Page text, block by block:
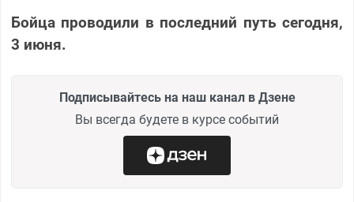
Бойца проводили в последний путь сегодня,
3 июня.
Подписывайтесь на наш канал в Дзене
Вы всегда будете в курсе событий